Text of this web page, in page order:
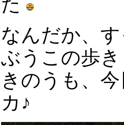
なんだか、
ぶうこの歩
きのうも、
カ♪